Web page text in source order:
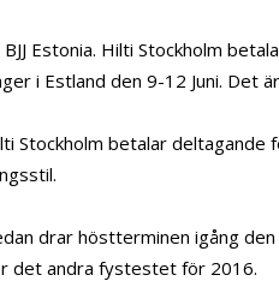
Estonia. Hilti Stockholm
i Estland den 9-12 Juni. Det
Stockholm betalar
drar höstterminen igång
det andra fystestet för 2016.